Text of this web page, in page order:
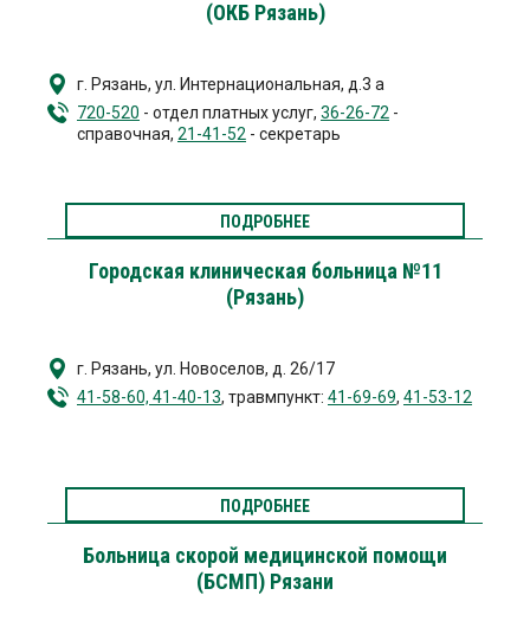
(ОКБ Рязань)
г. Рязань, ул. Интернациональная, д.3 а
720-520 - отдел платных услуг, 36-26-72 -
справочная, 21-41-52 - секретарь
ПОДРОБНЕЕ
Городская клиническая больница №11
(Рязань)
г. Рязань, ул. Новоселов, д. 26/17
41-58-60, 41-40-13, травмпункт: 41-69-69, 41-53-12
ПОДРОБНЕЕ
Больница скорой медицинской помощи
(БСМП) Рязани